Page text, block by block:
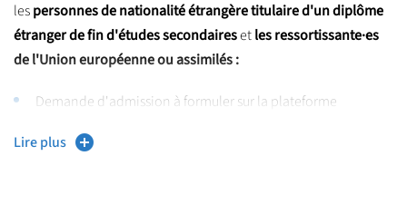
lespersonnes de nationalité étrangère titulaire d'un diplôme
étranger de fin d'études secondairesetles ressortissante·es
de l'Union européenne ou assimilés :
Demande d'admission à formuler sur la plateforme
Lire plus